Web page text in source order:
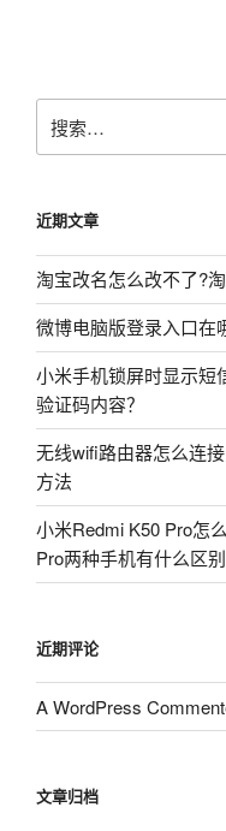
搜
索：
近期文章
淘宝改名怎么改不了?
微博电脑版登录入口在
小米手机锁屏时显示短
验证码内容？
无线wifi路由器怎么连
方法
小米Redmi K50 Pro怎
Pro两种手机有什么区别
近期评论
A WordPress
文章归档